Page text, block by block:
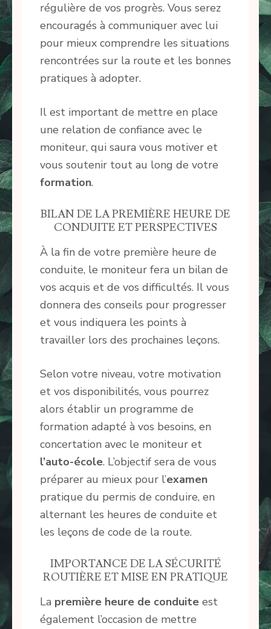
régulière de vos progrès. Vous serez
encouragés à communiquer avec lui
pour mieux comprendre les situations
rencontrées sur la route et les bonnes
pratiques à adopter.
Il est important de mettre en place
une relation de confiance avec le
moniteur, qui saura vous motiver et
vous soutenir tout au long de votre
formation.
BILAN DE LA PREMIÈRE HEURE DE
CONDUITE ET PERSPECTIVES
À la fin de votre première heure de
conduite, le moniteur fera un bilan de
vos acquis et de vos difficultés. Il vous
donnera des conseils pour progresser
et vous indiquera les points à
travailler lors des prochaines leçons.
Selon votre niveau, votre motivation
et vos disponibilités, vous pourrez
alors établir un programme de
formation adapté à vos besoins, en
concertation avec le moniteur et
l’auto-école. L’objectif sera de vous
préparer au mieux pour l’examen
pratique du permis de conduire, en
alternant les heures de conduite et
les leçons de code de la route.
IMPORTANCE DE LA SÉCURITÉ
ROUTIÈRE ET MISE EN PRATIQUE
La première heure de conduite est
également l’occasion de mettre